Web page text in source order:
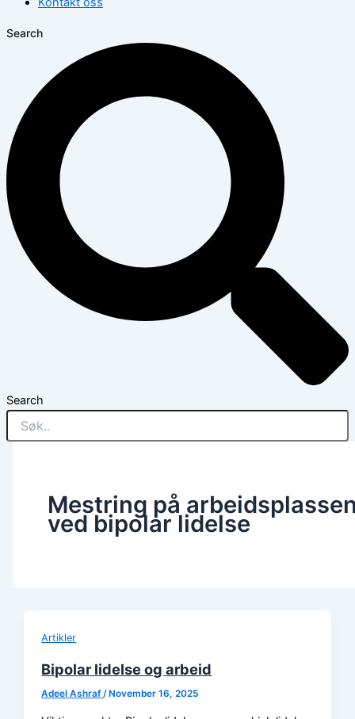
Search
Search
Mestring på
ved bipolar lidelse
Artikler
Bipolar lidelse og arbeid
Adeel Ashraf /November 16, 2025